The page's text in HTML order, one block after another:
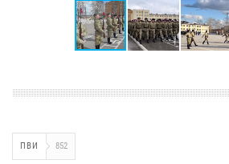
ПВИ 852